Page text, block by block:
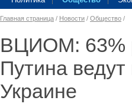
Главная страница / Новости / Общество /
ВЦИОМ: 63%
Путина
Украине